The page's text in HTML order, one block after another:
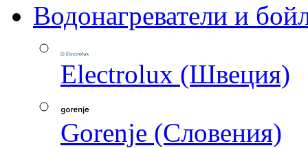
Водонагреватели и
Electrolux (Швеция)
Gorenje (Словения)